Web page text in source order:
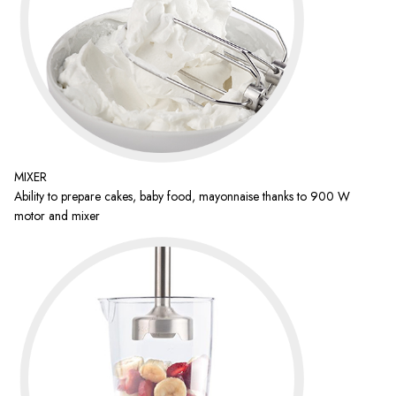
MIXER
Ability to prepare cakes, baby food, mayonnaise thanks to 900 W
motor and mixer